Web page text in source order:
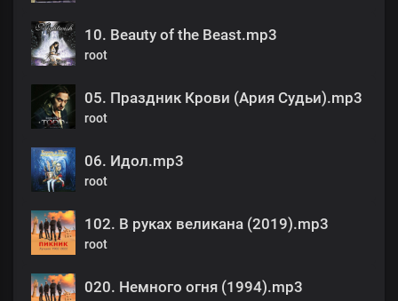
10. Beauty of the Beast.mp3
root
05. Праздник Крови (Ария Судьи).mp3
root
06. Идол.mp3
root
102. В руках великана (2019).mp3
root
020. Немного огня (1994).mp3